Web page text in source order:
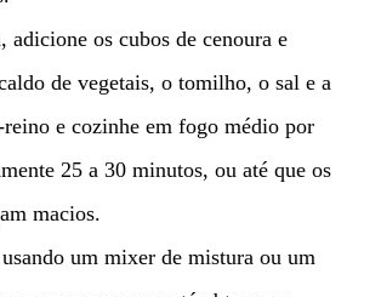
adicione os cubos de cenoura e
de vegetais, o tomilho, o sal e a
e cozinhe em fogo médio por
25 a 30 minutos, ou até que os
macios.
um mixer de mistura ou um